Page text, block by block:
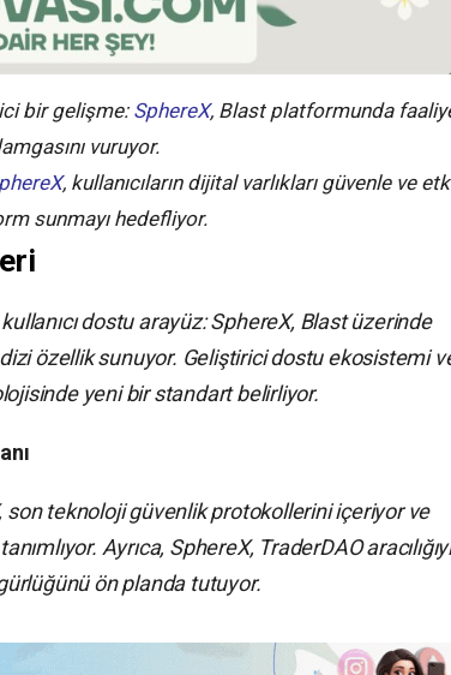
bir gelişme: SphereX, Blast platformunda
vuruyor.
, kullanıcıların dijital varlıkları güvenle ve
sunmayı hedefliyor.
dostu arayüz: SphereX, Blast üzerinde
özellik sunuyor. Geliştirici dostu ekosistemi
yeni bir standart belirliyor.
son teknoloji güvenlik protokollerini içeriyor ve
Ayrıca, SphereX, TraderDAO
ön planda tutuyor.